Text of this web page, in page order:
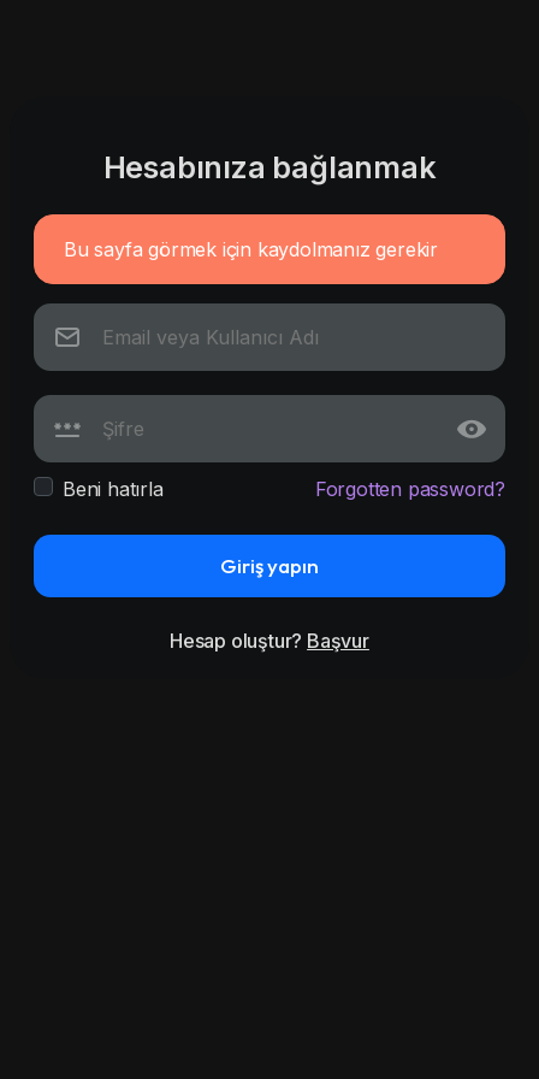
Hesabınıza bağlanmak
Bu sayfa görmek için kaydolmanız gerekir
Beni hatırla Forgotten password?
Giriş yapın
Hesap oluştur? Başvur